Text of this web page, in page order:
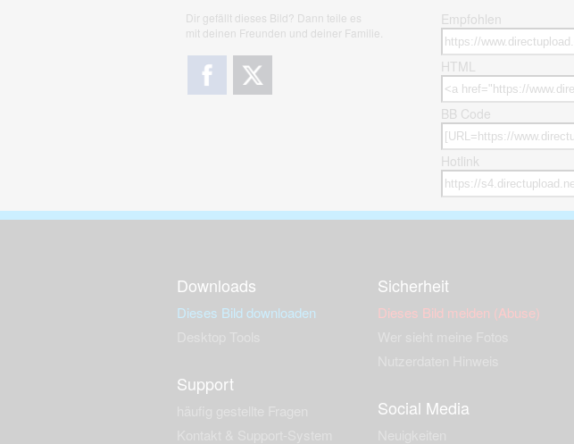
Dir gefällt dieses Bild? Dann teile es
mit deinen Freunden und deiner Familie.
Empfohlen
HTML
BB Code
Hotlink
Downloads
Dieses Bild downloaden
Support
Sicherheit
Dieses Bild melden (Abuse)
Social Media